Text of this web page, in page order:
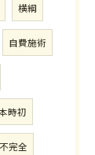
横綱
自費施術
時初
不完全